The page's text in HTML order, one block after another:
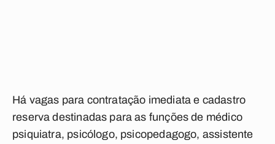
Há vagas para contratação imediata e cadastro
reserva destinadas para as funções de médico
psiquiatra, psicólogo, psicopedagogo, assistente